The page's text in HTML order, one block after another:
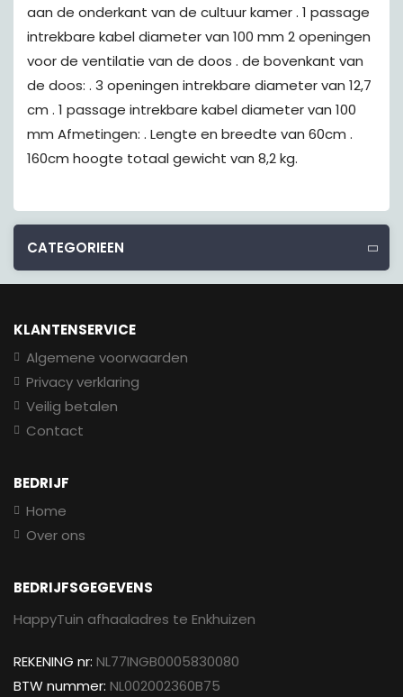
aan de onderkant van de cultuur kamer . 1 passage
intrekbare kabel diameter van 100 mm 2 openingen
voor de ventilatie van de doos . de bovenkant van
de doos: . 3 openingen intrekbare diameter van 12,7
cm . 1 passage intrekbare kabel diameter van 100
mm Afmetingen: . Lengte en breedte van 60cm .
160cm hoogte totaal gewicht van 8,2 kg.
CATEGORIEEN
KLANTENSERVICE
Algemene voorwaarden
Privacy verklaring
Veilig betalen
Contact
BEDRIJF
Home
Over ons
BEDRIJFSGEGEVENS
HappyTuin afhaaladres te Enkhuizen
REKENING nr: NL77INGB0005830080
BTW nummer: NL002002360B75